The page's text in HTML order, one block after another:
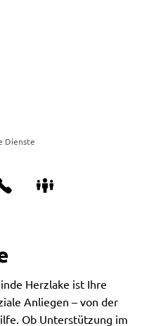
Dienste
Herzlake ist Ihre
Anliegen – von der
Ob Unterstützung im